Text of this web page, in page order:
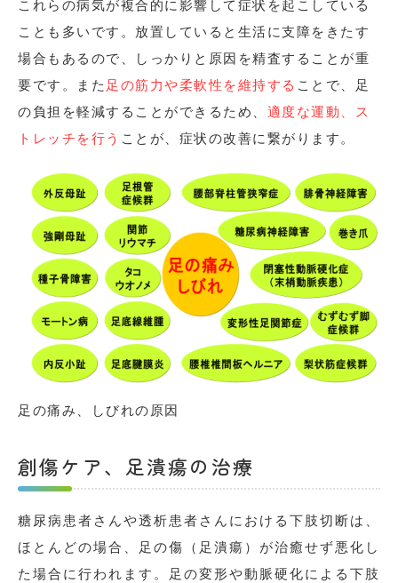
これらの病気が複合的に影響して症状を起こしている
ことも多いです。放置していると生活に支障をきたす
場合もあるので、しっかりと原因を精査することが重
要です。また 足の筋力や柔軟性を維持する ことで、足
の負担を軽減することができるため、 適度な運動、ス
トレッチを行う ことが、症状の改善に繋がります。
足の痛み、しびれの原因
創傷ケア、足潰瘍の治療
糖尿病患者さんや透析患者さんにおける下肢切断は、
ほとんどの場合、足の傷（足潰瘍）が治癒せず悪化し
た場合に行われます。足の変形や動脈硬化による下肢